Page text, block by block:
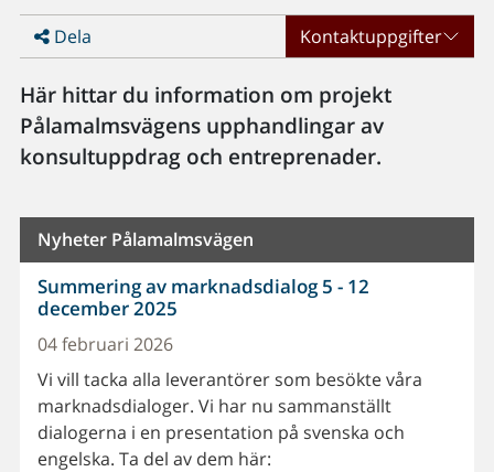
Dela Kontaktuppgifter
Här hittar du information om projekt
Pålamalmsvägens upphandlingar av
konsultuppdrag och entreprenader.
Nyheter Pålamalmsvägen
Summering av marknadsdialog 5 - 12
december 2025
04 februari 2026
Vi vill tacka alla leverantörer som besökte våra
marknadsdialoger. Vi har nu sammanställt
dialogerna i en presentation på svenska och
engelska. Ta del av dem här: